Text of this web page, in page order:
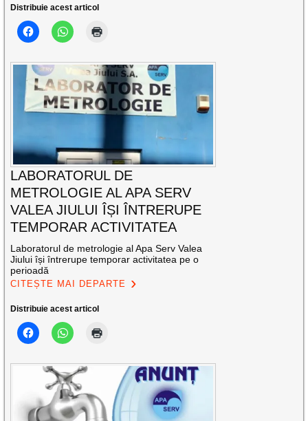
Distribuie acest articol
LABORATORUL DE
METROLOGIE AL APA SERV
VALEA JIULUI ÎȘI ÎNTRERUPE
TEMPORAR ACTIVITATEA
Laboratorul de metrologie al Apa Serv Valea
Jiului își întrerupe temporar activitatea pe o
perioadă
CITEȘTE MAI DEPARTE
Distribuie acest articol